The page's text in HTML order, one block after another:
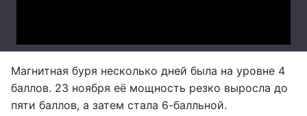
Магнитная буря несколько дней была на уровне 4
баллов. 23 ноября её мощность резко выросла до
пяти баллов, а затем стала 6-балльной.